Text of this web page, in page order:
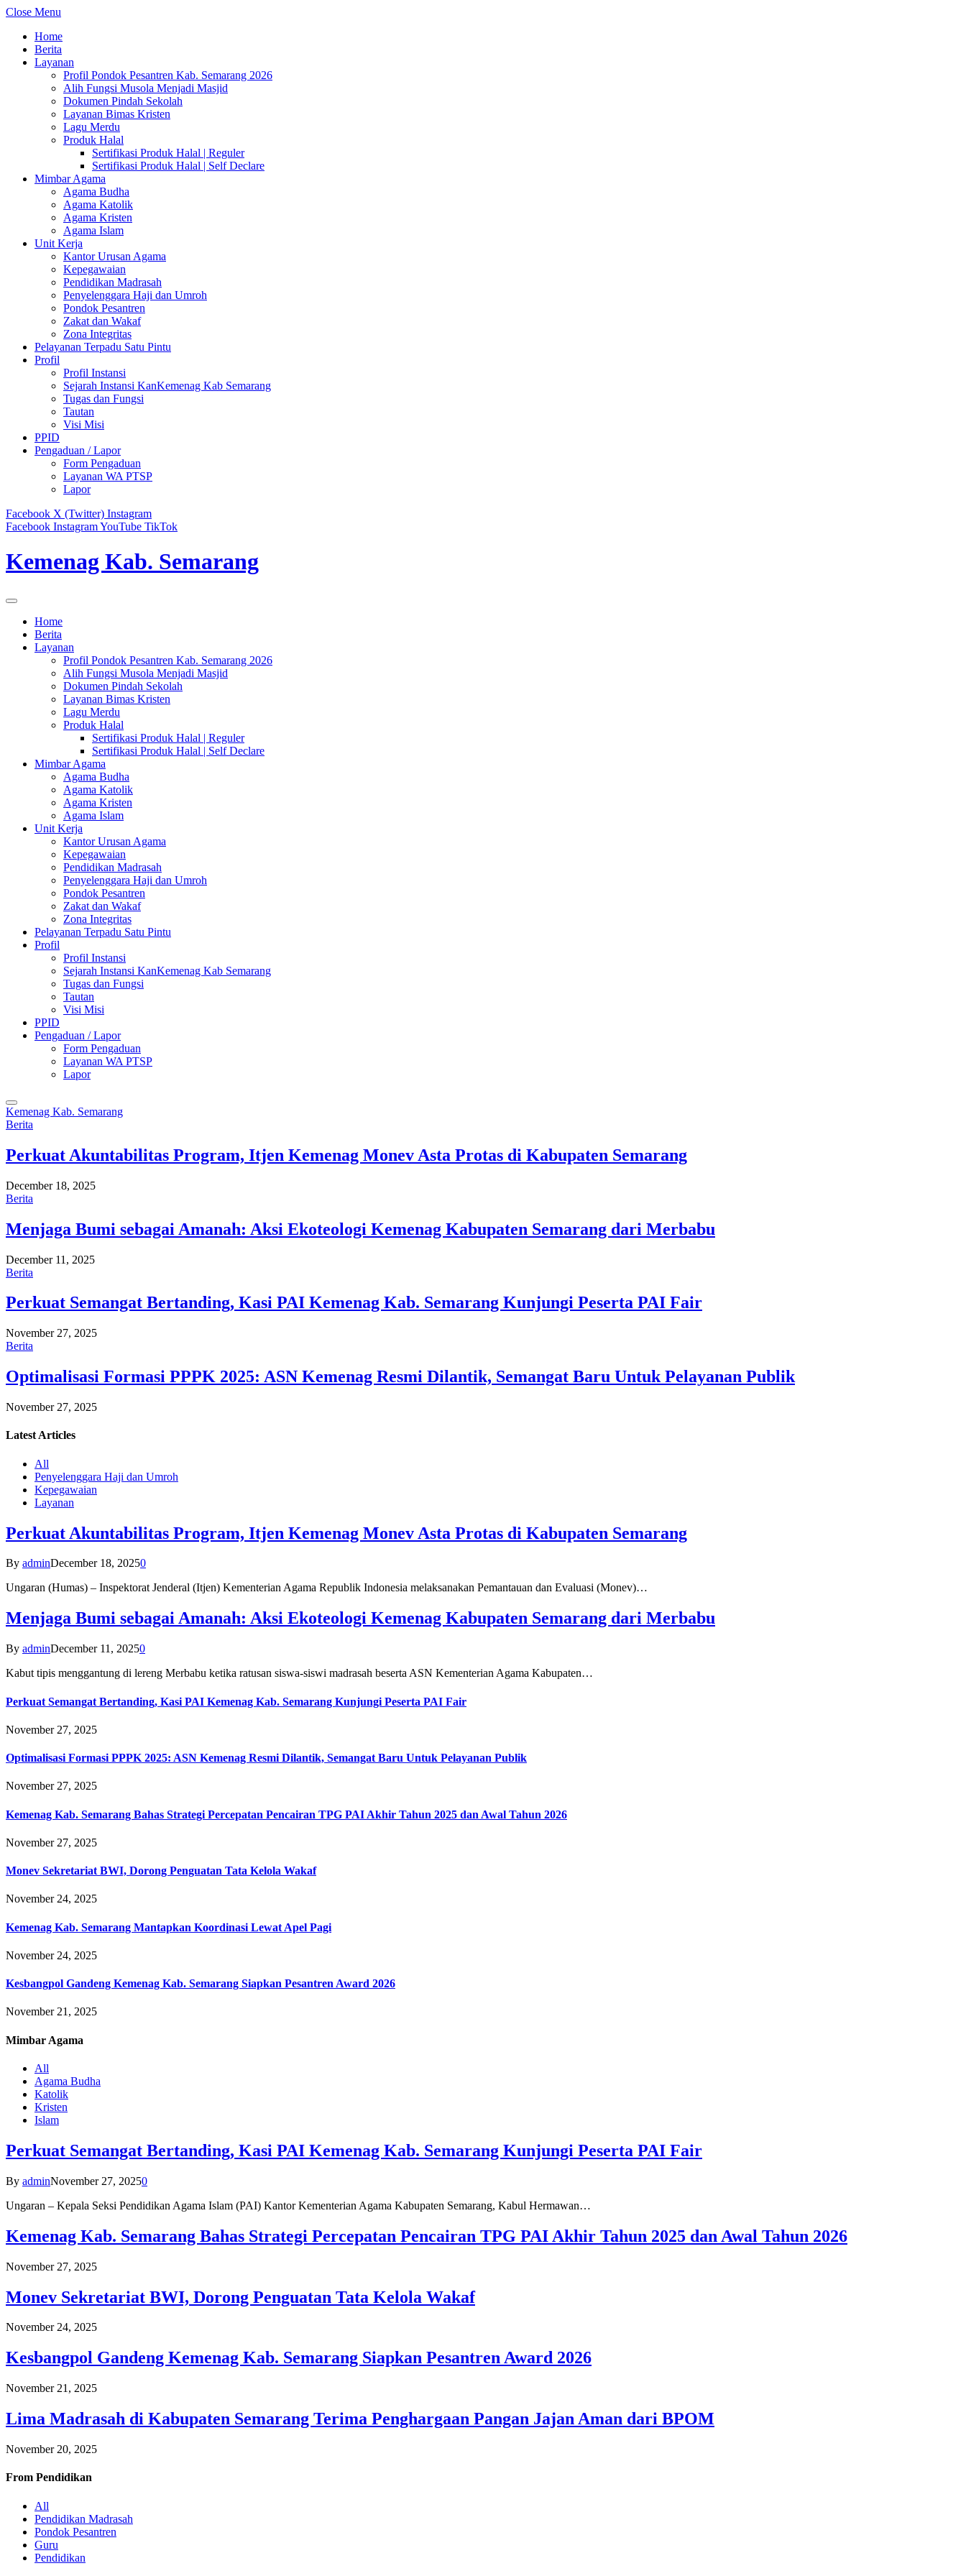
Close Menu
Home
Berita
Layanan
Profil Pondok Pesantren Kab. Semarang 2026
Alih Fungsi Musola Menjadi Masjid
Dokumen Pindah Sekolah
Layanan Bimas Kristen
Lagu Merdu
Produk Halal
Sertifikasi Produk Halal | Reguler
Sertifikasi Produk Halal | Self Declare
Mimbar Agama
Agama Budha
Agama Katolik
Agama Kristen
Agama Islam
Unit Kerja
Kantor Urusan Agama
Kepegawaian
Pendidikan Madrasah
Penyelenggara Haji dan Umroh
Pondok Pesantren
Zakat dan Wakaf
Zona Integritas
Pelayanan Terpadu Satu Pintu
Profil
Profil Instansi
Sejarah Instansi KanKemenag Kab Semarang
Tugas dan Fungsi
Tautan
Visi Misi
PPID
Pengaduan / Lapor
Form Pengaduan
Layanan WA PTSP
Lapor
Facebook X (Twitter) Instagram
Facebook InstagramYouTube TikTok
Kemenag Kab. Semarang
Home
Berita
Layanan
Profil Pondok Pesantren Kab. Semarang 2026
Alih Fungsi Musola Menjadi Masjid
Dokumen Pindah Sekolah
Layanan Bimas Kristen
Lagu Merdu
Produk Halal
Sertifikasi Produk Halal | Reguler
Sertifikasi Produk Halal | Self Declare
Mimbar Agama
Agama Budha
Agama Katolik
Agama Kristen
Agama Islam
Unit Kerja
Kantor Urusan Agama
Kepegawaian
Pendidikan Madrasah
Penyelenggara Haji dan Umroh
Pondok Pesantren
Zakat dan Wakaf
Zona Integritas
Pelayanan Terpadu Satu Pintu
Profil
Profil Instansi
Sejarah Instansi KanKemenag Kab Semarang
Tugas dan Fungsi
Tautan
Visi Misi
PPID
Pengaduan / Lapor
Form Pengaduan
Layanan WA PTSP
Lapor
Kemenag Kab. Semarang
Berita
Perkuat Akuntabilitas Program, Itjen Kemenag Monev Asta Protas di Kabupaten Semarang
December 18, 2025
Berita
Menjaga Bumi sebagai Amanah: Aksi Ekoteologi Kemenag Kabupaten Semarang dari Merbabu
December 11, 2025
Berita
Perkuat Semangat Bertanding, Kasi PAI Kemenag Kab. Semarang Kunjungi Peserta PAI Fair
November 27, 2025
Berita
Optimalisasi Formasi PPPK 2025: ASN Kemenag Resmi Dilantik, Semangat Baru Untuk Pelayanan Publik
November 27, 2025
Latest Articles
All
Penyelenggara Haji dan Umroh
Kepegawaian
Layanan
Perkuat Akuntabilitas Program, Itjen Kemenag Monev Asta Protas di Kabupaten Semarang
By adminDecember 18, 20250
Ungaran (Humas) – Inspektorat Jenderal (Itjen) Kementerian Agama Republik Indonesia melaksanakan Pemantauan dan Evaluasi (Monev)…
Menjaga Bumi sebagai Amanah: Aksi Ekoteologi Kemenag Kabupaten Semarang dari Merbabu
By adminDecember 11, 20250
Kabut tipis menggantung di lereng Merbabu ketika ratusan siswa-siswi madrasah beserta ASN Kementerian Agama Kabupaten…
Perkuat Semangat Bertanding, Kasi PAI Kemenag Kab. Semarang Kunjungi Peserta PAI Fair
November 27, 2025
Optimalisasi Formasi PPPK 2025: ASN Kemenag Resmi Dilantik, Semangat Baru Untuk Pelayanan Publik
November 27, 2025
Kemenag Kab. Semarang Bahas Strategi Percepatan Pencairan TPG PAI Akhir Tahun 2025 dan Awal Tahun 2026
November 27, 2025
Monev Sekretariat BWI, Dorong Penguatan Tata Kelola Wakaf
November 24, 2025
Kemenag Kab. Semarang Mantapkan Koordinasi Lewat Apel Pagi
November 24, 2025
Kesbangpol Gandeng Kemenag Kab. Semarang Siapkan Pesantren Award 2026
November 21, 2025
Mimbar Agama
All
Agama Budha
Katolik
Kristen
Islam
Perkuat Semangat Bertanding, Kasi PAI Kemenag Kab. Semarang Kunjungi Peserta PAI Fair
By adminNovember 27, 20250
Ungaran – Kepala Seksi Pendidikan Agama Islam (PAI) Kantor Kementerian Agama Kabupaten Semarang, Kabul Hermawan…
Kemenag Kab. Semarang Bahas Strategi Percepatan Pencairan TPG PAI Akhir Tahun 2025 dan Awal Tahun 2026
November 27, 2025
Monev Sekretariat BWI, Dorong Penguatan Tata Kelola Wakaf
November 24, 2025
Kesbangpol Gandeng Kemenag Kab. Semarang Siapkan Pesantren Award 2026
November 21, 2025
Lima Madrasah di Kabupaten Semarang Terima Penghargaan Pangan Jajan Aman dari BPOM
November 20, 2025
From Pendidikan
All
Pendidikan Madrasah
Pondok Pesantren
Guru
Pendidikan